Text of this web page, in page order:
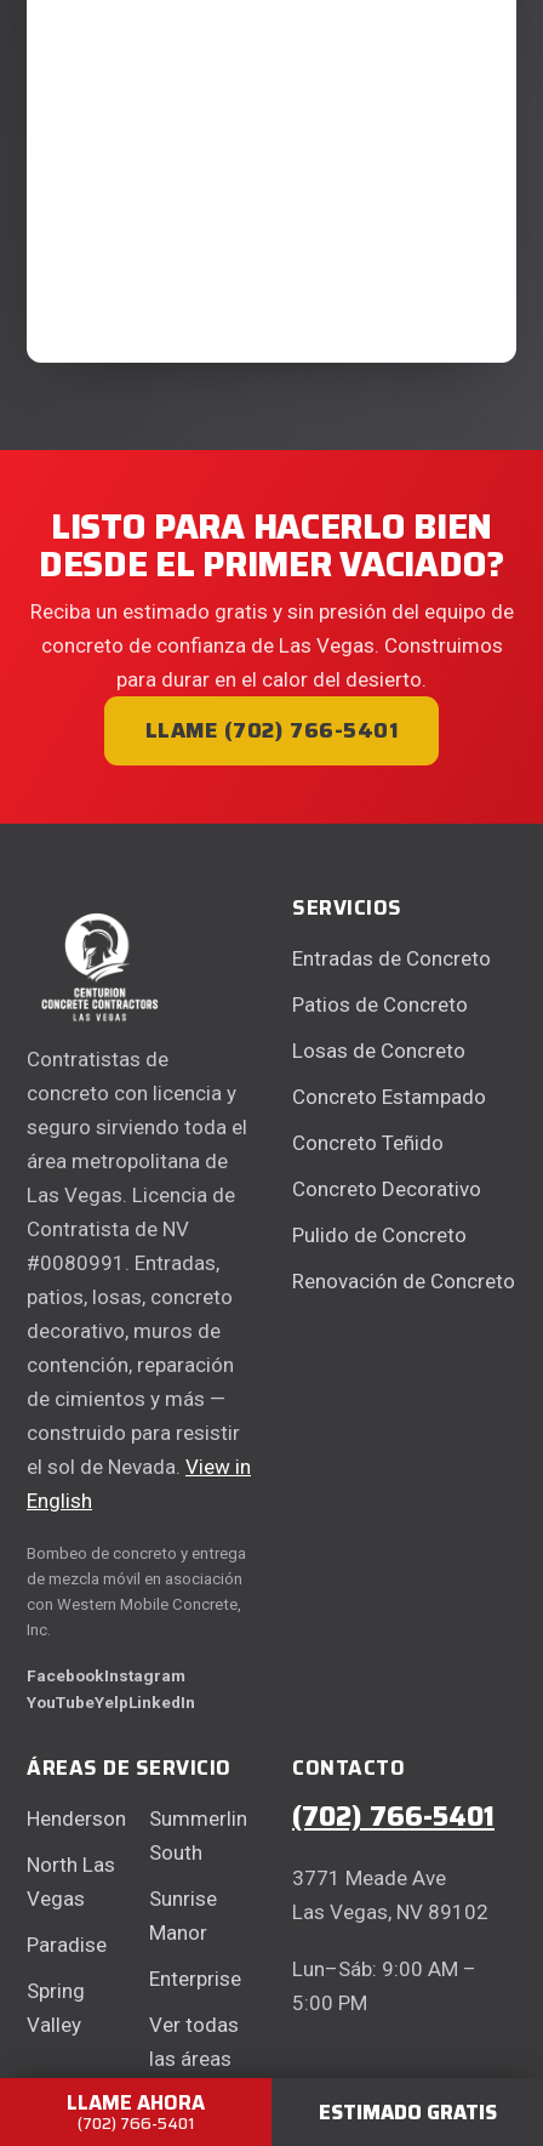
LISTO PARA HACERLO BIEN
DESDE EL PRIMER VACIADO?
Reciba un estimado gratis y sin presión del equipo de
concreto de confianza de Las Vegas. Construimos
para durar en el calor del desierto.
LLAME (702) 766-5401
Contratistas de
concreto con licencia y
seguro sirviendo toda el
área metropolitana de
Las Vegas. Licencia de
Contratista de NV
#0080991. Entradas,
patios, losas, concreto
decorativo, muros de
contención, reparación
de cimientos y más —
construido para resistir
el sol de Nevada. View in
English
Bombeo de concreto y entrega
de mezcla móvil en asociación
con Western Mobile Concrete,
Inc.
FacebookInstagram
YouTubeYelpLinkedIn
SERVICIOS
Entradas de Concreto
Patios de Concreto
Losas de Concreto
Concreto Estampado
Concreto Teñido
Concreto Decorativo
Pulido de Concreto
Renovación de Concreto
ÁREAS DE SERVICIO
Henderson
North Las
Vegas
Paradise
Spring
Valley
Summerlin
South
Sunrise
Manor
Enterprise
Ver todas
las áreas
→
CONTACTO
(702) 766-5401
3771 Meade Ave
Las Vegas, NV 89102
Lun–Sáb: 9:00 AM –
5:00 PM
LLAME AHORA
(702) 766-5401 ESTIMADO GRATIS